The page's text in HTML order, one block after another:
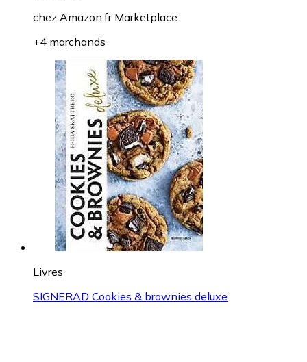
chez Amazon.fr Marketplace
+4 marchands
Livres
SIGNERAD Cookies & brownies deluxe